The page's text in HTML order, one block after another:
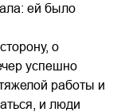
ей было
о
успешно
работы и
и люди